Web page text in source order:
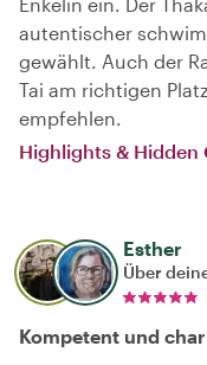
autentischer
gewählt. Auch der
Tai am richtigen
empfehlen.
Highlights & Hidden
Esther
Über
Kompetent und